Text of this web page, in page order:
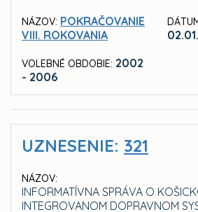
NÁZOV: POKRAČOVANIE
VIII. ROKOVANIA
VOLEBNÉ OBDOBIE: 2002
- 2006
UZNESENIE: 321
NÁZOV:
INFORMATÍVNA SPRÁVA O
INTEGROVANOM DOPRAVNOM